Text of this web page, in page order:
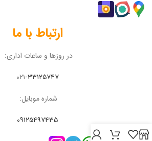
ارتباط با ما
در روزها و ساعات اداری:
۰۲۱-۳۳۱۲۵۷۴۷
شماره موبایل:
۰۹۱۲۵۴۹۷۴۳۵